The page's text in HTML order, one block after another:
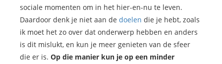
sociale momenten om in het hier-en-nu te leven.
Daardoor denk je niet aan de doelen die je hebt, zoals
ik moet het zo over dat onderwerp hebben en anders
is dit mislukt, en kun je meer genieten van de sfeer
die er is. Op die manier kun je op een minder